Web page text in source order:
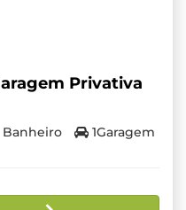
Privativa
Banheiro 1Garagem